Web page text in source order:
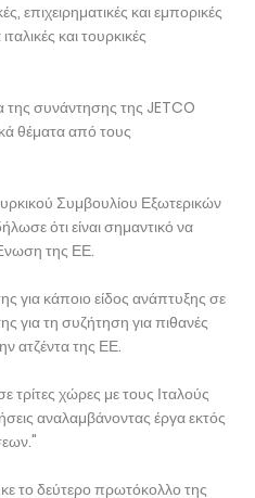
επιχειρηματικές και εμπορικές
και τουρκικές
της συνάντησης της JETCO
θέματα από τους
Συμβουλίου Εξωτερικών
ότι είναι σημαντικό να
της ΕΕ.
για κάποιο είδος ανάπτυξης σε
για τη συζήτηση για πιθανές
ατζέντα της ΕΕ.
χώρες με τους Ιταλούς
αναλαμβάνοντας έργα εκτός
το δεύτερο πρωτόκολλο της